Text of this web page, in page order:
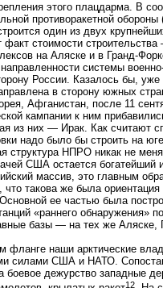
этого плацдарма. В
противоракетной
один из двух
факт стоимости
на Аляске и в Гранд-
системы
России. Казалось бы, уже
в сторону южных
Афганистан, после 11
кампании к ним
из них — Ирак. Как считают
надо было бы строить на
структура НПРО никак не
США остается богатейший
массив, это главным
такова же была
ее частью была
«раннего обнаружения»
базы — на тех же Аляске,
фланге наши арктические
силами США и НАТО.
дежурство западные
12